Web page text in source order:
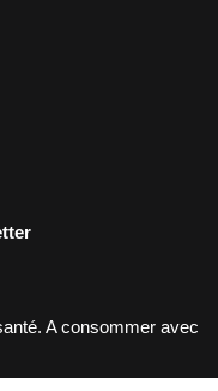
A consommer avec